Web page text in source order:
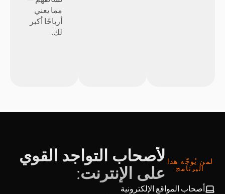
مما يعني
أرباحًا أكبر
لك.
لمن يُوجَّه هذا
البرنامج
لأصحاب التواجد القوي
على الإنترنت:
أصحاب المواقع الإلكترونية